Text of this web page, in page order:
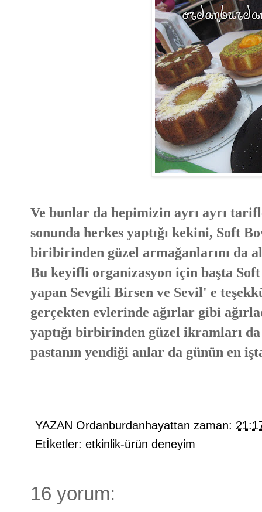
Ve bunlar da hepimizin ayrı ayrı
sonunda herkes yaptığı kekini, Soft
biribirinden güzel armağanlarını da
Bu keyifli organizasyon için başta
yapan Sevgili Birsen ve Sevil' e
gerçekten evlerinde ağırlar gibi
yaptığı birbirinden güzel ikramları
pastanın yendiği anlar da günün en
YAZAN Ordanburdanhayattan zaman:
Etİketler: etkinlik-ürün deneyim
16 yorum: